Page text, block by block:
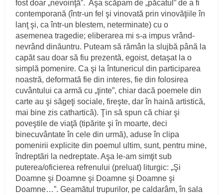
fost doar „nevoinţă”. Aşa scăpam de „păcatul” de a fi
contemporană (într-un fel şi vinovată prin vinovăţiile în
lanţ şi, ca într-un blestem, neterminate) cu o
asemenea tragedie; eliberarea mi s-a impus vrând-
nevrând dinăuntru. Puteam să rămân la slujbă până la
capăt sau doar să fiu prezentă, egoist, detaşat la o
simplă pomenire. Ca şi la întunericul din participarea
noastră, deformată fie din interes, fie din folosirea
cuvântului ca armă cu „ţinte”, chiar dacă poemele din
carte au şi săgeţi sociale, fireşte, dar în haină artistică,
mai bine zis cathartică). Ţin să spun că chiar şi
poveştile de viaţă (tipărite şi în moarte, deci
binecuvântate în cele din urmă), aduse în clipa
pomenirii explicite din poemul ultim, sunt, pentru mine,
îndreptări la nedreptate. Aşa le-am simţit sub
puterea/oficierea refrenului (preluat) liturgic: „Şi
Doamne şi Doamne şi Doamne şi Doamne şi
Doamne…”. Geamătul trupurilor, pe caldarâm, în sala